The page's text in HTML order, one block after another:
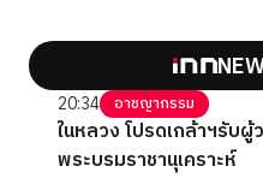
20:34 อาชญากรรม
ในหลวง โปรดเกล้าฯรับ
พระบรมราชานุเคราะห์